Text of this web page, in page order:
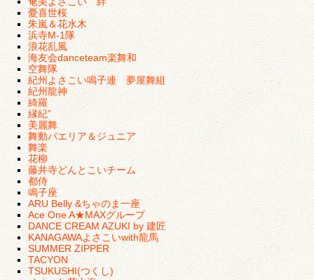
憂喜世桜
朱嵐＆花水木
浜寺M-1隊
浪花乱風
海友会danceteam楽舞和
空舞隊
紀州よさこい鳴子連 夢屋舞組
紀州龍神
綺羅
縁紀”
美麗舞
舞動パエリア＆ジュニア
舞楽
花柳
藤井寺どんとこいチーム
都侍
鳴子座
ARU Belly &ちゃのま一座
Ace One A★MAXグループ
DANCE CREAM AZUKI by 建匠
KANAGAWAよさこいwith龍馬
SUMMER ZIPPER
TACYON
TSUKUSHI(つくし)